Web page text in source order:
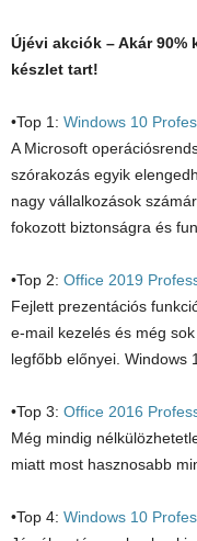
Újévi akciók – Akár
készlet tart!
•Top 1: Windows 10
A Microsoft
szórakozás egyik
nagy vállalkozások
fokozott biztonságra és
•Top 2: Office 2019
Fejlett prezentációs
e-mail kezelés és még
legfőbb előnyei. Windows
•Top 3: Office 2016
Még mindig
miatt most hasznosabb
•Top 4: Windows 10